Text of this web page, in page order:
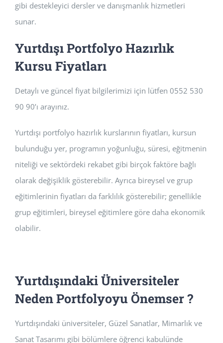
gibi destekleyici dersler ve danışmanlık hizmetleri
sunar.
Yurtdışı Portfolyo Hazırlık
Kursu Fiyatları
Detaylı ve güncel fiyat bilgilerimizi için lütfen 0552 530
90 90’ı arayınız.
Yurtdışı portfolyo hazırlık kurslarının fiyatları, kursun
bulunduğu yer, programın yoğunluğu, süresi, eğitmenin
niteliği ve sektördeki rekabet gibi birçok faktöre bağlı
olarak değişiklik gösterebilir. Ayrıca bireysel ve grup
eğitimlerinin fiyatları da farklılık gösterebilir; genellikle
grup eğitimleri, bireysel eğitimlere göre daha ekonomik
olabilir.
Yurtdışındaki Üniversiteler
Neden Portfolyoyu Önemser ?
Yurtdışındaki üniversiteler, Güzel Sanatlar, Mimarlık ve
Sanat Tasarımı gibi bölümlere öğrenci kabulünde